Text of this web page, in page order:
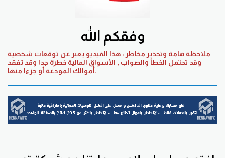
وفقكم الله
ملاحظة هامة وتحذير مخاطر : هذا الفيديو يعبر عن توقعات شخصية
وقد تحتمل الخطأ والصواب , الأسواق المالية خطرة جدا وقد تفقد
أموالك المودعة أو جزءا منها.